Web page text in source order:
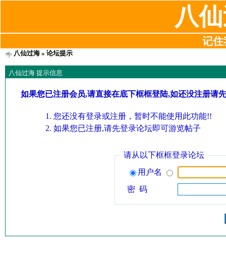
八
记住
八仙过海» 论坛提示
八仙过海 提示信息
如果您已注册会员,请直接在底下框框登陆,如还没注册请
您还没有登录或注册，暂时不能使用此功能!!
如果您已注册,请先登录论坛即可游览帖子
请从以下框框登录论坛
用户名
密 码